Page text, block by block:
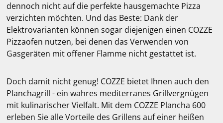
dennoch nicht auf die perfekte hausgemachte Pizza
verzichten möchten. Und das Beste: Dank der
Elektrovarianten können sogar diejenigen einen COZZE
Pizzaofen nutzen, bei denen das Verwenden von
Gasgeräten mit offener Flamme nicht gestattet ist.
Doch damit nicht genug! COZZE bietet Ihnen auch den
Planchagrill - ein wahres mediterranes Grillvergnügen
mit kulinarischer Vielfalt. Mit dem COZZE Plancha 600
erleben Sie alle Vorteile des Grillens auf einer heißen